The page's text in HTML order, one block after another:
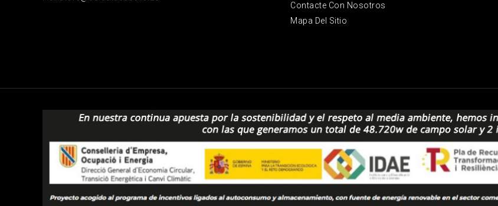
Contacte Con Nosotros
Mapa Del Sitio